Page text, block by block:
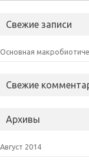
Свежие записи
Основная
Свежие
Архивы
Август 2014